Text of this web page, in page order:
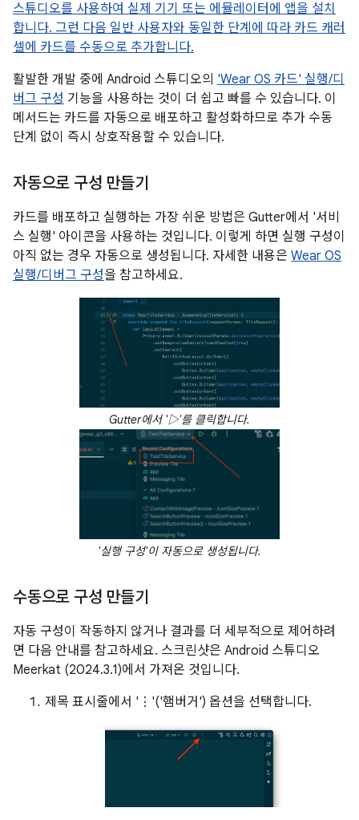
스튜디오를 사용하여 실제 기기 또는 에뮬레이터에 앱을 설치
합니다. 그런 다음 일반 사용자와 동일한 단계에 따라 카드 캐러
셀에 카드를 수동으로 추가합니다.
활발한 개발 중에 Android 스튜디오의 'Wear OS 카드' 실행/디
버그 구성 기능을 사용하는 것이 더 쉽고 빠를 수 있습니다. 이
메서드는 카드를 자동으로 배포하고 활성화하므로 추가 수동
단계 없이 즉시 상호작용할 수 있습니다.
자동으로 구성 만들기
카드를 배포하고 실행하는 가장 쉬운 방법은 Gutter에서 '서비
스 실행' 아이콘을 사용하는 것입니다. 이렇게 하면 실행 구성이
아직 없는 경우 자동으로 생성됩니다. 자세한 내용은 Wear OS
실행/디버그 구성을 참고하세요.
Gutter에서 '▷'를 클릭합니다.
'실행 구성'이 자동으로 생성됩니다.
수동으로 구성 만들기
자동 구성이 작동하지 않거나 결과를 더 세부적으로 제어하려
면 다음 안내를 참고하세요. 스크린샷은 Android 스튜디오
Meerkat (2024.3.1)에서 가져온 것입니다.
제목 표시줄에서 '⋮'('햄버거') 옵션을 선택합니다.